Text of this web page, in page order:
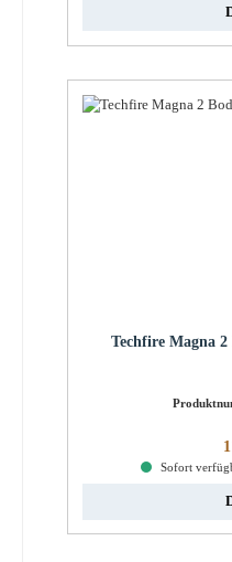
Techfire Magna
Sofort